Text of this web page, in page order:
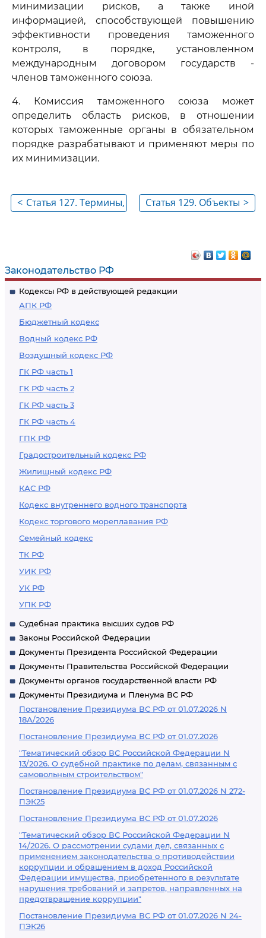
Законодательство РФ
Кодексы РФ в действующей редакции
АПК РФ
Бюджетный кодекс
Водный кодекс РФ
Воздушный кодекс РФ
ГК РФ часть 1
ГК РФ часть 2
ГК РФ часть 3
ГК РФ часть 4
ГПК РФ
Градостроительный кодекс РФ
Жилищный кодекс РФ
КАС РФ
Кодекс внутреннего водного транспорта
Кодекс торгового мореплавания РФ
Семейный кодекс
ТК РФ
УИК РФ
УК РФ
УПК РФ
Судебная практика высших судов РФ
Законы Российской Федерации
Документы Президента Российской Федерации
Документы Правительства Российской Федерации
Документы органов государственной власти РФ
Документы Президиума и Пленума ВС РФ
Постановление Президиума ВС РФ от 01.07.2026 N
18А/2026
Постановление Президиума ВС РФ от 01.07.2026
"Тематический обзор ВС Российской Федерации N
13/2026. О судебной практике по делам, связанным с
самовольным строительством"
Постановление Президиума ВС РФ от 01.07.2026 N 272-
ПЭК25
Постановление Президиума ВС РФ от 01.07.2026
"Тематический обзор ВС Российской Федерации N
14/2026. О рассмотрении судами дел, связанных с
применением законодательства о противодействии
коррупции и обращением в доход Российской
Федерации имущества, приобретенного в результате
нарушения требований и запретов, направленных на
предотвращение коррупции"
Постановление Президиума ВС РФ от 01.07.2026 N 24-
ПЭК26
минимизации рисков, а также иной
информацией, способствующей повышению
эффективности проведения таможенного
контроля, в порядке, установленном
международным договором государств -
членов таможенного союза.
4. Комиссия таможенного союза может
определить область рисков, в отношении
которых таможенные органы в обязательном
порядке разрабатывают и применяют меры по
их минимизации.
< Статья 127. Термины,
>
Статья 129. Объекты